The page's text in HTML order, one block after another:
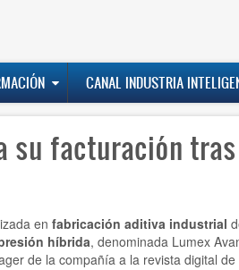
CANAL INDUSTRIA
su facturación
en fabricación aditiva industrial
híbrida, denominada Lumex
de la compañía a la revista digital de